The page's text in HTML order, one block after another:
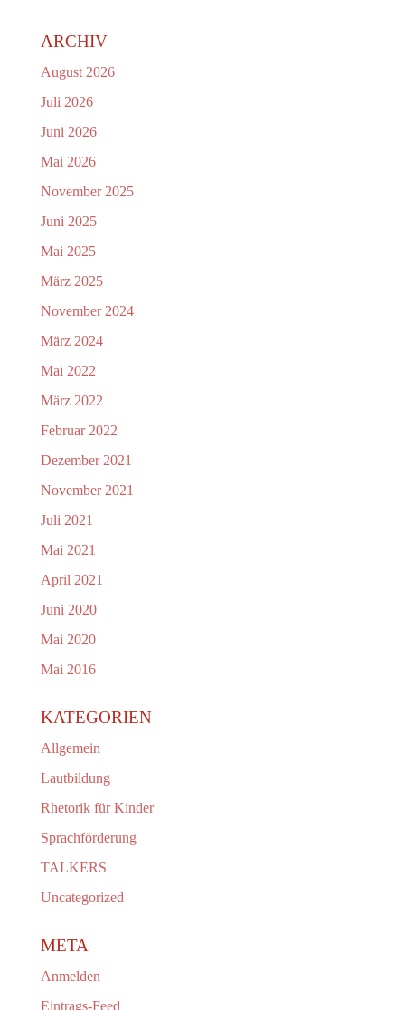
ARCHIV
August 2026
Juli 2026
Juni 2026
Mai 2026
November 2025
Juni 2025
Mai 2025
März 2025
November 2024
März 2024
Mai 2022
März 2022
Februar 2022
Dezember 2021
November 2021
Juli 2021
Mai 2021
April 2021
Juni 2020
Mai 2020
Mai 2016
KATEGORIEN
Allgemein
Lautbildung
Rhetorik für Kinder
Sprachförderung
TALKERS
Uncategorized
META
Anmelden
Eintrags-Feed